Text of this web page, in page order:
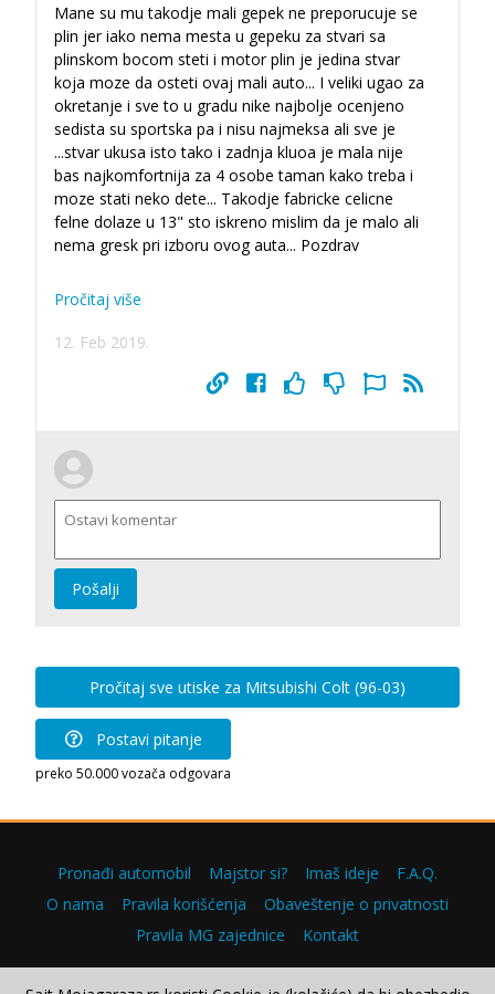
Mane su mu takodje mali gepek ne preporucuje se
plin jer iako nema mesta u gepeku za stvari sa
plinskom bocom steti i motor plin je jedina stvar
koja moze da osteti ovaj mali auto... I veliki ugao za
okretanje i sve to u gradu nike najbolje ocenjeno
sedista su sportska pa i nisu najmeksa ali sve je
...stvar ukusa isto tako i zadnja kluoa je mala nije
bas najkomfortnija za 4 osobe taman kako treba i
moze stati neko dete... Takodje fabricke celicne
felne dolaze u 13" sto iskreno mislim da je malo ali
nema gresk pri izboru ovog auta... Pozdrav
Pročitaj više
12. Feb 2019.
Pošalji
Pročitaj sve utiske za Mitsubishi Colt (96-03)
Postavi pitanje
preko 50.000 vozača odgovara
Pronađi automobil Majstor si? Imaš ideje
F.A.Q.
O nama
Pravila korišćenja
Obaveštenje o privatnosti
Pravila MG zajednice
Kontakt